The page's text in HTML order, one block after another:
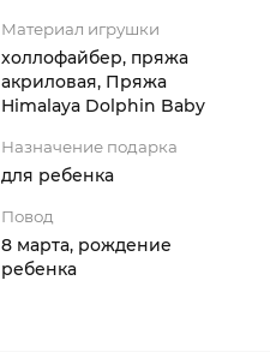
Материал игрушки
холлофайбер, пряжа
акриловая, Пряжа
Himalaya Dolphin Baby
Назначение подарка
для ребенка
Повод
8 марта, рождение
ребенка